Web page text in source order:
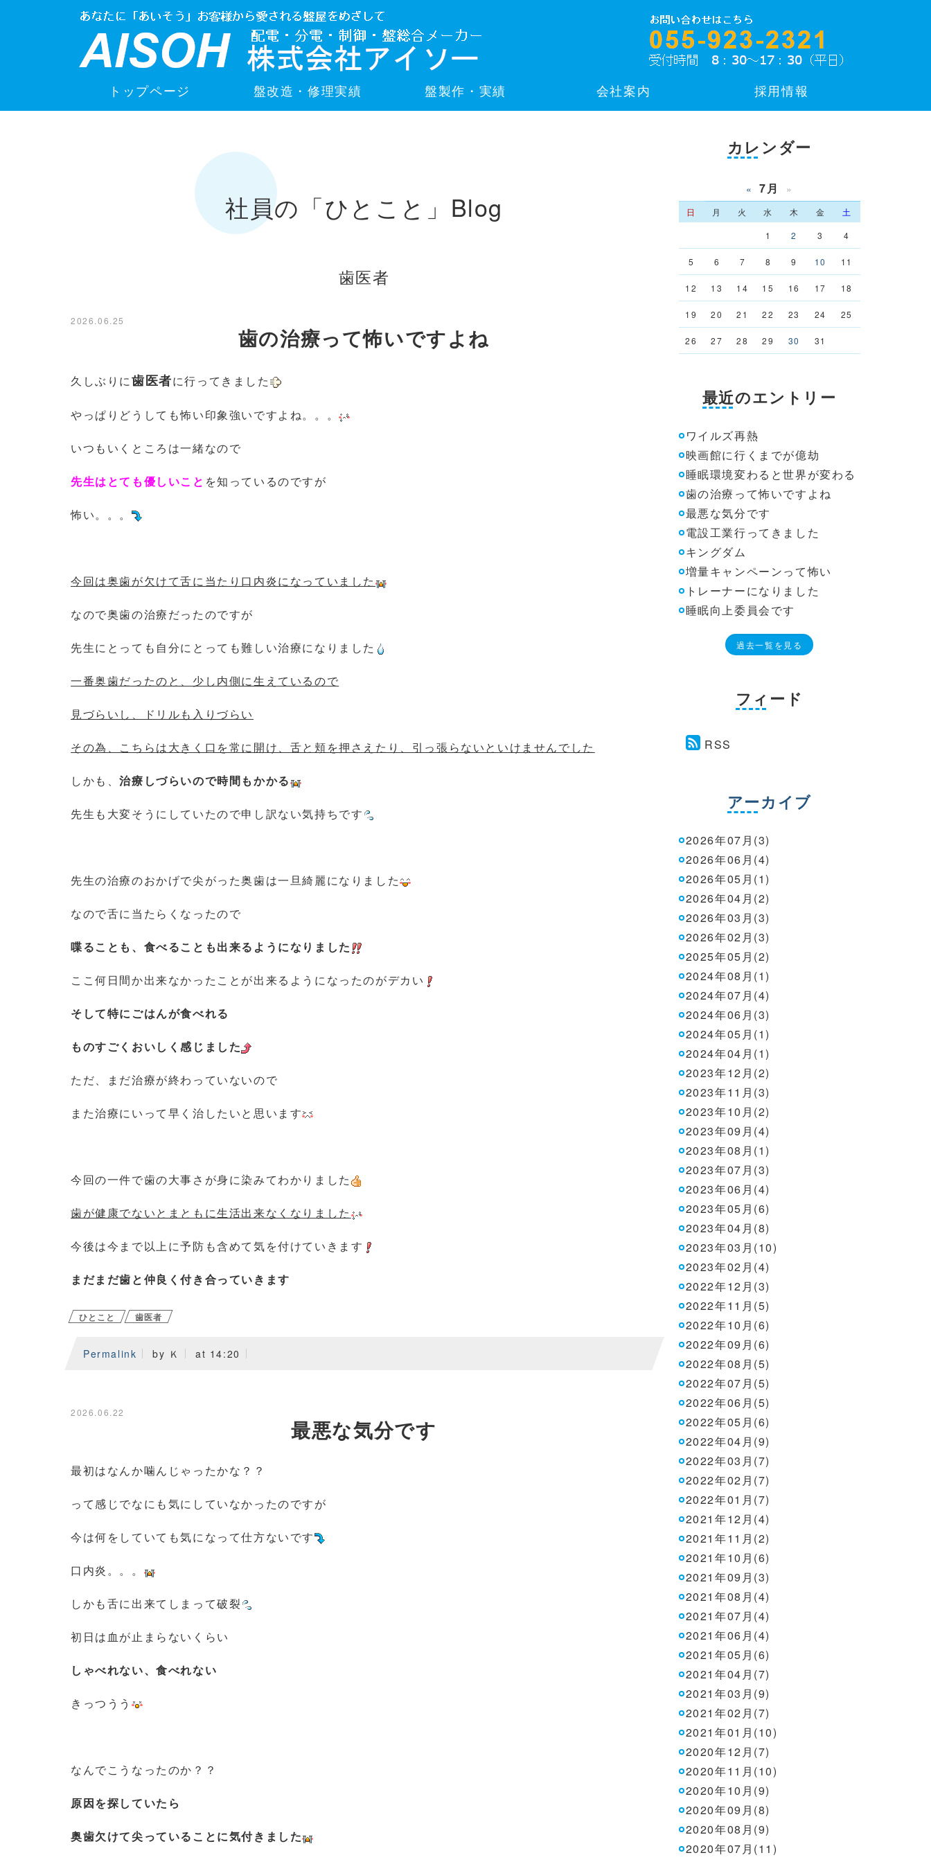
トップページ 盤改造・修理実績 盤製作・実績 会社案内 採用情報
社員の「ひとこと」Blog
歯医者
2026.06.25
歯の治療って怖いですよね
久しぶりに歯医者に行ってきました
やっぱりどうしても怖い印象強いですよね。。。
いつもいくところは一緒なので
先生はとても優しいこと を知っているのですが
怖い。。。
今回は奥歯が欠けて舌に当たり口内炎になっていました
なので奥歯の治療だったのですが
先生にとっても自分にとっても難しい治療になりました
一番奥歯だったのと、少し内側に生えているので
見づらいし、ドリルも入りづらい
その為、こちらは大きく口を常に開け、舌と頬を押さえたり、引っ張らないといけませんでした
しかも、治療しづらいので時間もかかる
先生も大変そうにしていたので申し訳ない気持ちです
先生の治療のおかげで尖がった奥歯は一旦綺麗になりました
なので舌に当たらくなったので
喋ることも、食べることも出来るようになりました
ここ何日間か出来なかったことが出来るようになったのがデカい
そして特にごはんが食べれる
ものすごくおいしく感じました
ただ、まだ治療が終わっていないので
また治療にいって早く治したいと思います
今回の一件で歯の大事さが身に染みてわかりました
歯が健康でないとまともに生活出来なくなりました
今後は今まで以上に予防も含めて気を付けていきます
まだまだ歯と仲良く付き合っていきます
ひとこと 歯医者
Permalink by Ｋ at 14:20
2026.06.22
最悪な気分です
最初はなんか噛んじゃったかな？？
って感じでなにも気にしていなかったのですが
今は何をしていても気になって仕方ないです
口内炎。。。
しかも舌に出来てしまって破裂
初日は血が止まらないくらい
しゃべれない、食べれない
きっつうう
なんでこうなったのか？？
原因を探していたら
奥歯欠けて尖っていることに気付きました
カレンダー
« 7月 »
日 月 火 水 木 金
土
1
2 3 4
5 6 7 8 9 10 11
12 13 14 15 16 17 18
19 20 21 22 23 24 25
26 27 28 29 30 31
最近のエントリー
ワイルズ再熱
映画館に行くまでが億劫
睡眠環境変わると世界が変わる
歯の治療って怖いですよね
最悪な気分です
電設工業行ってきました
キングダム
増量キャンペーンって怖い
トレーナーになりました
睡眠向上委員会です
過去一覧を見る
フィード
RSS
アーカイブ
2026年07月(3)
2026年06月(4)
2026年05月(1)
2026年04月(2)
2026年03月(3)
2026年02月(3)
2025年05月(2)
2024年08月(1)
2024年07月(4)
2024年06月(3)
2024年05月(1)
2024年04月(1)
2023年12月(2)
2023年11月(3)
2023年10月(2)
2023年09月(4)
2023年08月(1)
2023年07月(3)
2023年06月(4)
2023年05月(6)
2023年04月(8)
2023年03月(10)
2023年02月(4)
2022年12月(3)
2022年11月(5)
2022年10月(6)
2022年09月(6)
2022年08月(5)
2022年07月(5)
2022年06月(5)
2022年05月(6)
2022年04月(9)
2022年03月(7)
2022年02月(7)
2022年01月(7)
2021年12月(4)
2021年11月(2)
2021年10月(6)
2021年09月(3)
2021年08月(4)
2021年07月(4)
2021年06月(4)
2021年05月(6)
2021年04月(7)
2021年03月(9)
2021年02月(7)
2021年01月(10)
2020年12月(7)
2020年11月(10)
2020年10月(9)
2020年09月(8)
2020年08月(9)
2020年07月(11)